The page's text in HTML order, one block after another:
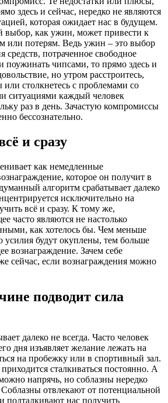
здесь и сейчас, нередко не являются
которая ожидает нас в будущем.
выбор, как ужин, может привести к
или потерям. Ведь ужин – это выбор
средств, потраченное свободное
поужинать чипсами, то прямо здесь и
но утром расстроитесь,
или столкнетесь с проблемами со
ситуациями каждый человек
раз в день. Зачастую компромиссы
бессознательно.
и сразу
как немедленные
которое он получит в
алгоритм срабатывает далеко
исключительно на
всё и сразу. К тому же,
часто являются не настолько
как хотелось бы. Чем меньше
усилия будут окуплены, тем больше
вознаграждение. Зачем себе
сейчас, если вознаграждения можно
подводит сила
далеко не всегда. Часто человек
дня изъявляет желание лежать на
на пробежку или в спортивный зал.
сталкиваться постоянно. А
напрячь, но соблазны нередко
отвлекают от потенциальной
подталкивают нас получить